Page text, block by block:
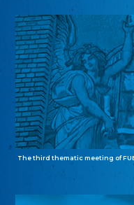
The third thematic meeting of